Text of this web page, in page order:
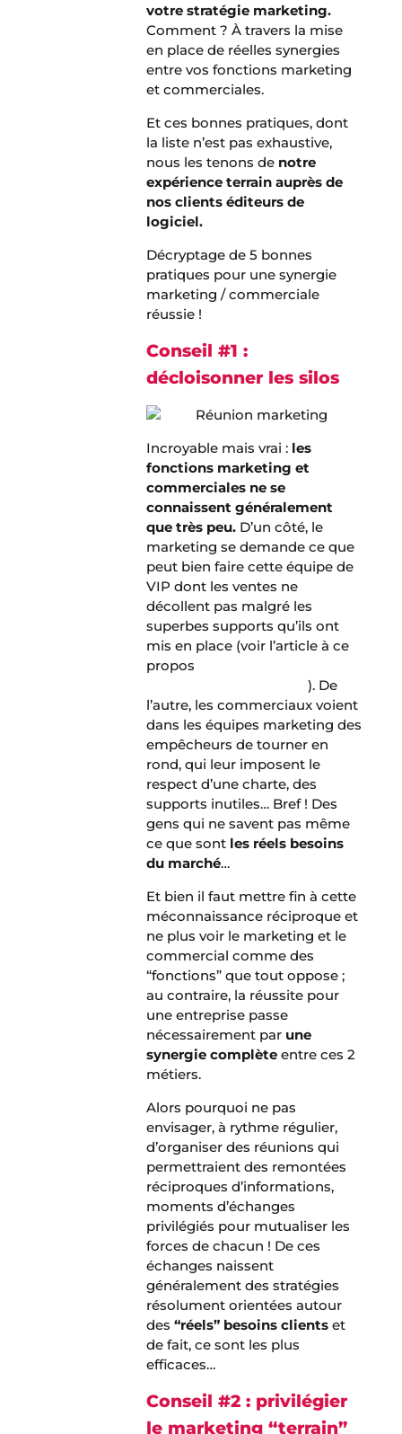
votre stratégie marketing.
Comment ? À travers la mise
en place de réelles synergies
entre vos fonctions marketing
et commerciales.
Et ces bonnes pratiques, dont
la liste n’est pas exhaustive,
nous les tenons de notre
expérience terrain auprès de
nos clients éditeurs de
logiciel.
Décryptage de 5 bonnes
pratiques pour une synergie
marketing / commerciale
réussie !
Conseil #1 :
décloisonner les silos
Incroyable mais vrai : les
fonctions marketing et
commerciales ne se
connaissent généralement
que très peu. D’un côté, le
marketing se demande ce que
peut bien faire cette équipe de
VIP dont les ventes ne
décollent pas malgré les
superbes supports qu’ils ont
mis en place (voir l’article à ce
propos
commercial est-il nul ?”). De
l’autre, les commerciaux voient
dans les équipes marketing des
empêcheurs de tourner en
rond, qui leur imposent le
respect d’une charte, des
supports inutiles… Bref ! Des
gens qui ne savent pas même
ce que sont les réels besoins
du marché…
Et bien il faut mettre fin à cette
méconnaissance réciproque et
ne plus voir le marketing et le
commercial comme des
“fonctions” que tout oppose ;
au contraire, la réussite pour
une entreprise passe
nécessairement par une
synergie complèteentre ces 2
métiers.
Alors pourquoi ne pas
envisager, à rythme régulier,
d’organiser des réunions qui
permettraient des remontées
réciproques d’informations,
moments d’échanges
privilégiés pour mutualiser les
forces de chacun ! De ces
échanges naissent
généralement des stratégies
résolument orientées autour
des“réels” besoins clientset
de fait, ce sont les plus
efficaces…
Conseil #2 : privilégier
le marketing “terrain”